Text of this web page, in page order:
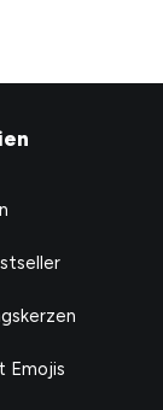
Emojis